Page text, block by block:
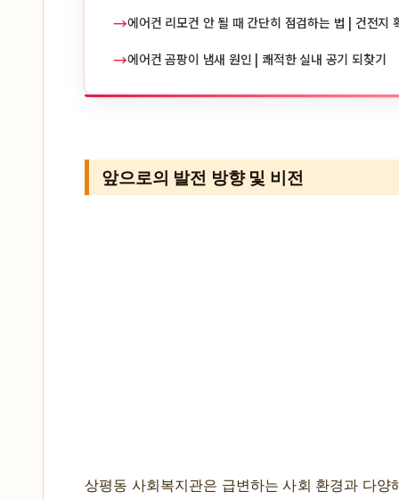
→에어컨 리모컨 안 될 때 간단히 점검하는 법 | 건전지
→에어컨 곰팡이 냄새 원인 | 쾌적한 실내 공기 되찾기
앞으로의 발전 방향 및 비전
상평동 사회복지관은 급변하는 사회 환경과 다양